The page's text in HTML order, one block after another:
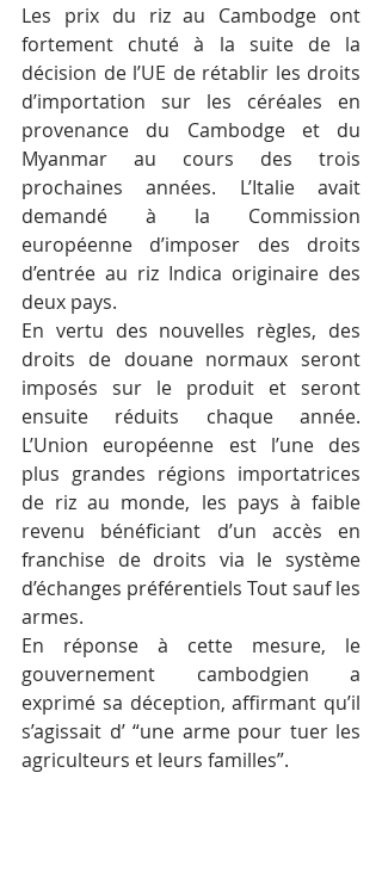
Les prix du riz au Cambodge ont
fortement chuté à la suite de la
décision de l’UE de rétablir les droits
d’importation sur les céréales en
provenance du Cambodge et du
Myanmar au cours des trois
prochaines années. L’Italie avait
demandé à la Commission
européenne d’imposer des droits
d’entrée au riz Indica originaire des
deux pays.
En vertu des nouvelles règles, des
droits de douane normaux seront
imposés sur le produit et seront
ensuite réduits chaque année.
L’Union européenne est l’une des
plus grandes régions importatrices
de riz au monde, les pays à faible
revenu bénéficiant d’un accès en
franchise de droits via le système
d’échanges préférentiels Tout sauf les
armes.
En réponse à cette mesure, le
gouvernement cambodgien a
exprimé sa déception, affirmant qu’il
s’agissait d’ “une arme pour tuer les
agriculteurs et leurs familles”.